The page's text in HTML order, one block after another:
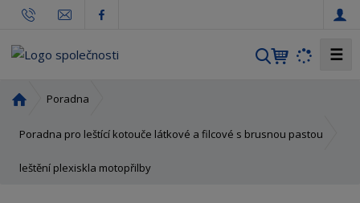
V
e
☰
o
n
Poradna
Poradna pro leštící kotouče látkové a filcové s brusnou pastou
leštění plexiskla motopřilby